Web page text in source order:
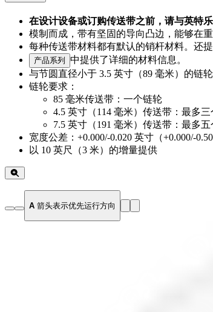
在设计设备或订购传送带之前，请与英特
模制而成，带有坚固的导向凸边，能够在
每种传送带材料都有默认的销杆材料。还
产品系列
中提供了详细的材料信息。
与节圆直径小于 3.5 英寸（89 毫米）的链
链轮要求：
85 毫米传送带：一个链轮
4.5 英寸（114 毫米）传送带：最多
7.5 英寸（191 毫米）传送带：最多
宽度公差：+0.000/-0.020 英寸（+0.000/-
以 10 英尺（3 米）的增量提供
A 箭头表示优先运行方向